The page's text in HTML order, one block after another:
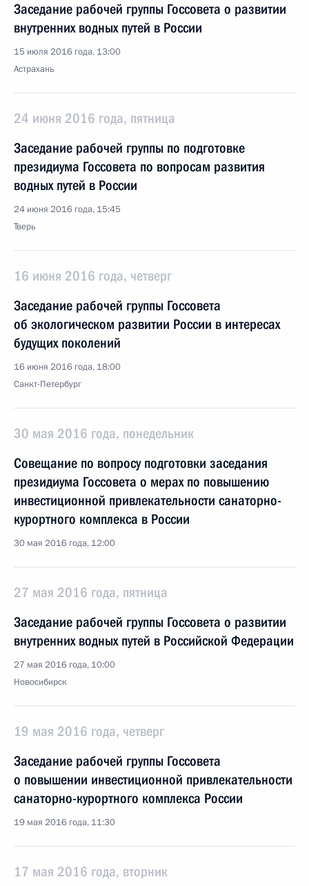
Заседание рабочей группы Госсовета о развитии
внутренних водных путей в России
15 июля 2016 года, 13:00
Астрахань
24 июня 2016 года, пятница
Заседание рабочей группы по подготовке
президиума Госсовета по вопросам развития
водных путей в России
24 июня 2016 года, 15:45
Тверь
16 июня 2016 года, четверг
Заседание рабочей группы Госсовета
об экологическом развитии России в интересах
будущих поколений
16 июня 2016 года, 18:00
Санкт-Петербург
30 мая 2016 года, понедельник
Совещание по вопросу подготовки заседания
президиума Госсовета о мерах по повышению
инвестиционной привлекательности санаторно-
курортного комплекса в России
30 мая 2016 года, 12:00
27 мая 2016 года, пятница
Заседание рабочей группы Госсовета о развитии
внутренних водных путей в Российской Федерации
27 мая 2016 года, 10:00
Новосибирск
19 мая 2016 года, четверг
Заседание рабочей группы Госсовета
о повышении инвестиционной привлекательности
санаторно-курортного комплекса России
19 мая 2016 года, 11:30
17 мая 2016 года, вторник